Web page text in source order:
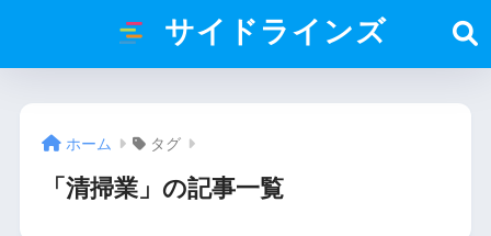
サイドラインズ
ホーム タグ
「清掃業」の記事一覧